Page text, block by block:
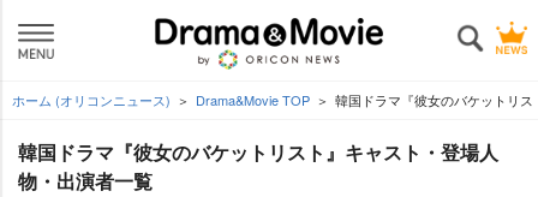
ホーム (オリコンニュース) Drama&Movie TOP 韓国ドラマ『彼女のバケットリ
韓国ドラマ『彼女のバケットリスト』キャスト・登場人
物・出演者一覧